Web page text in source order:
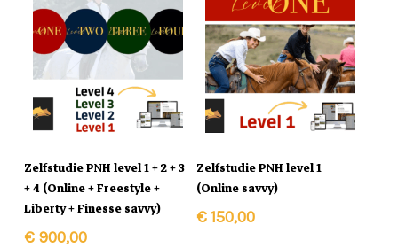
In Winkelmand
Zelfstudie PNH level 1 + 2 + 3
+ 4 (Online + Freestyle +
Liberty + Finesse savvy)
€900,00
In Winkelmand
Zelfstudie PNH level 1
(Online savvy)
€150,00